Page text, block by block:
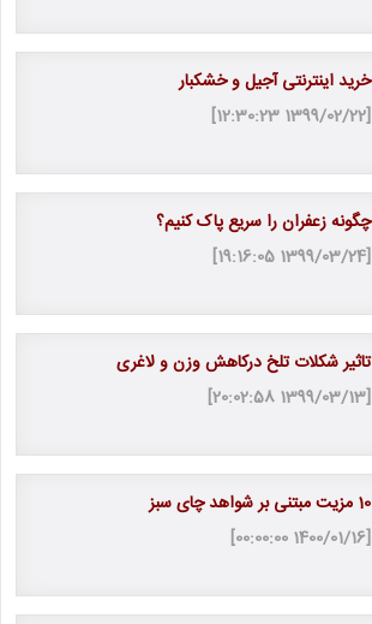
خرید اینترنتی آجیل و خشکبار
[1399/02/22 12:30:23]
چگونه زعفران را سریع پاک کنیم؟
[1399/03/24 19:16:05]
تاثیر شکلات تلخ درکاهش وزن و لاغری
[1399/03/13 20:02:58]
10 مزیت مبتنی بر شواهد چای سبز
[1400/01/16 00:00:00]